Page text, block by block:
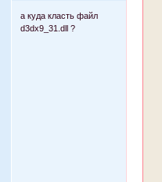
а куда класть файл
d3dx9_31.dll ?